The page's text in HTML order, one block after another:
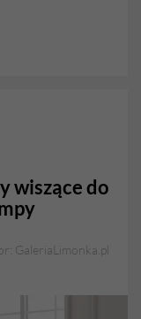
wiszące do
GaleriaLimonka.pl